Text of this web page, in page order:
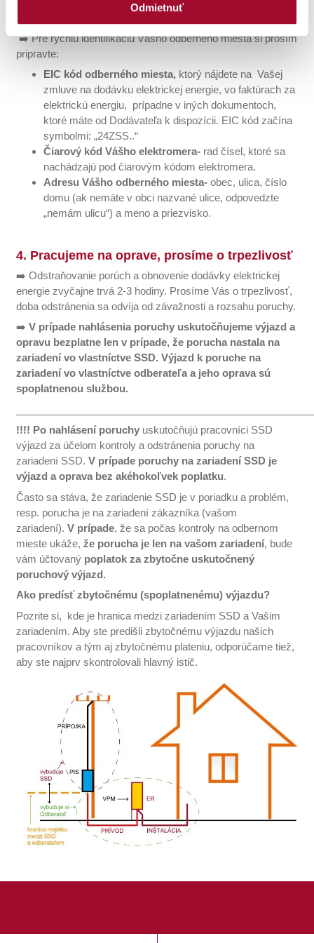
ODMIETNUŤ
cookies nevyhnutné (povinné) pre fungovanie webovej
stránky, naktoré nie je potrebný váš súhlas. Kliknutím na
tlačidloPRISPÔSOBIŤ/Detaily
preferencie spracúvania údajov a udeliť/neudeliť súhlas
pre jednotlivédruhy cookies samostatne. Svoj výber
môžete kedykoľvek zmeniť prostredníctvom cookie lišty,
ktorú viete opätovne vyvolať cez okrúhlu tmavomodrú
ikonu v ľavom dolnom rohunašej webovej stránky. Po
kliknutí na ňu máte k dispozícii svoj súčasný stav,detaily
týkajúce sa súhlasu (dátum udelenia a identifikačné číslo
súhlasu).Zobrazia sa vám aj dve tlačidla Zrušiť súhlas a
Zmeniť súhlas, prostredníctvomktorých môžete zmeniť
tlačidlaODMIETNUŤ.
Odmietnuť
➡️ Pre rýchlu identifikáciu Vášho odberného miesta si prosím
pripravte:
EIC kód odberného miesta, ktorý nájdete na Vašej
zmluve na dodávku elektrickej energie, vo faktúrach za
elektrickú energiu, prípadne v iných dokumentoch,
ktoré máte od Dodávateľa k dispozícii. EIC kód začína
symbolmi: „24ZSS..“
Čiarový kód Vášho elektromera- rad čísel, ktoré sa
nachádzajú pod čiarovým kódom elektromera.
Adresu Vášho odberného miesta- obec, ulica, číslo
domu (ak nemáte v obci nazvané ulice, odpovedzte
„nemám ulicu“) a meno a priezvisko.
4. Pracujeme na oprave, prosíme o trpezlivosť
➡️ Odstraňovanie porúch a obnovenie dodávky elektrickej
energie zvyčajne trvá 2-3 hodiny. Prosíme Vás o trpezlivosť,
doba odstránenia sa odvíja od závažnosti a rozsahu poruchy.
➡️ V prípade nahlásenia poruchy uskutočňujeme výjazd a
opravu bezplatne len v prípade, že porucha nastala na
zariadení vo vlastníctve SSD. Výjazd k poruche na
zariadení vo vlastníctve odberateľa a jeho oprava sú
spoplatnenou službou.
!!!! Po nahlásení poruchyuskutočňujú pracovníci SSD
výjazd za účelom kontroly a odstránenia poruchy na
zariadení SSD. V prípade poruchy na zariadení SSD je
výjazd a oprava bez akéhokoľvek poplatku.
Často sa stáva, že zariadenie SSD je v poriadku a problém,
resp. porucha je na zariadení zákazníka (vašom
zariadení). V prípade, že sa počas kontroly na odbernom
mieste ukáže, že porucha je len na vašom zariadení, bude
vám účtovaný poplatok za zbytočne uskutočnený
poruchový výjazd.
Ako predísť zbytočnému (spoplatnenému) výjazdu?
Pozrite si, kde je hranica medzi zariadením SSD a Vašim
zariadením. Aby ste predišli zbytočnému výjazdu našich
pracovníkov a tým aj zbytočnému plateniu, odporúčame tiež,
aby ste najprv skontrolovali hlavný istič.